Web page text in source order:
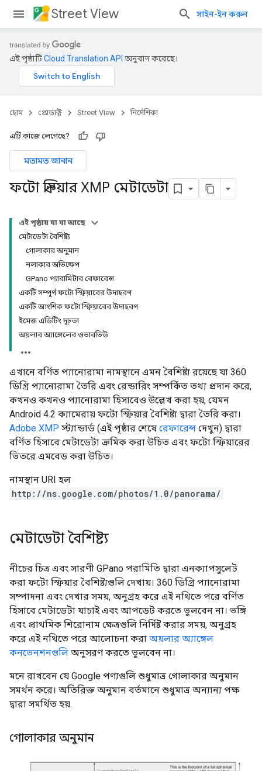
Street View সাইন-ইন করুন
এই পৃষ্ঠাটিCloud Translation API অনুবাদ করেছে।
হোম প্রোডাক্ট Street View নির্দেশিকা
এটি কাজে লেগেছে?
মতামত জানান
ফটো স্ফিয়ার XMP মেটাডেটা
এই পৃষ্ঠায় যা যা আছে
মেটাডেটা বৈশিষ্ট্য
গোলাকার অনুমান
নলাকার অভিক্ষেপ
GPano প্যারামিটার রেফারেন্স
একটি সম্পূর্ণ ফটো স্ফিয়ারের উদাহরণ
একটি আংশিক ফটো স্ফিয়ারের উদাহরণ
ইমেজ এডিটিং দৃঢ়তা
অয়লার অ্যাঙ্গেলের ওভারভিউ
এখানে বর্ণিত প্যানোরামা নামস্থানে এমন বৈশিষ্ট্য রয়েছে যা 360
ডিগ্রি প্যানোরামা তৈরি এবং রেন্ডারিং সম্পর্কিত তথ্য প্রদান করে,
কখনও কখনও প্যানোরামা হিসাবেও উল্লেখ করা হয়, যেমন
Android 4.2 ক্যামেরায় ফটো স্ফিয়ার বৈশিষ্ট্য দ্বারা তৈরি করা।
Adobe XMP স্ট্যান্ডার্ড (এই পৃষ্ঠার শেষে রেফারেন্স দেখুন) দ্বারা
বর্ণিত হিসাবে মেটাডেটা ক্রমিক করা উচিত এবং ফটো স্ফিয়ারের
ভিতরে এমবেড করা উচিত।
নামস্থান URI হল
http://ns.google.com/photos/1.0/panorama/
মেটাডেটা বৈশিষ্ট্য
নীচের চিত্র এবং সারণী GPano পরামিতি দ্বারা এনক্যাপসুলেট
করা ফটো স্ফিয়ার বৈশিষ্ট্যগুলি দেখায়। 360 ডিগ্রি প্যানোরামা
সম্পাদনা এবং দেখার সময়, অনুগ্রহ করে এই নথিতে পরে বর্ণিত
হিসাবে মেটাডেটা যাচাই এবং আপডেট করতে ভুলবেন না। ভঙ্গি
এবং প্রাথমিক শিরোনাম ক্ষেত্রগুলি নির্দিষ্ট করার সময়, অনুগ্রহ
করে এই নথিতে পরে আলোচনা করা অয়লার অ্যাঙ্গেল
কনভেনশনগুলি অনুসরণ করতে ভুলবেন না।
মনে রাখবেন যে Google পণ্যগুলি শুধুমাত্র গোলাকার অনুমান
সমর্থন করে। অতিরিক্ত অনুমান বর্তমানে শুধুমাত্র অন্যান্য পক্ষ
দ্বারা সমর্থিত হয়.
গোলাকার অনুমান